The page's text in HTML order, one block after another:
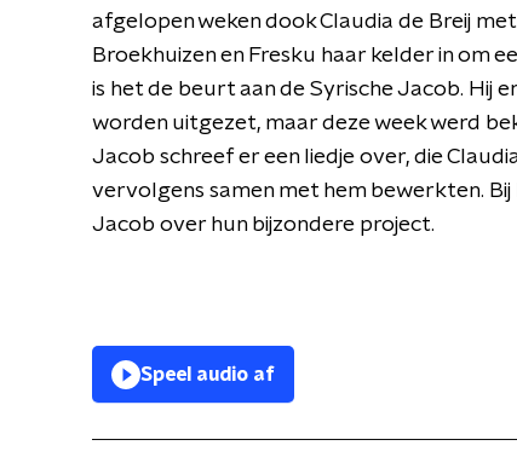
afgelopen weken dook Claudia de Breij
Broekhuizen en Fresku haar kelder in om
is het de beurt aan de Syrische Jacob. Hij
worden uitgezet, maar deze week werd
Jacob schreef er een liedje over, die
vervolgens samen met hem bewerkten.
Jacob over hun bijzondere project.
Speel audio af